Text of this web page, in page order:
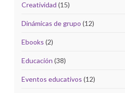
Creatividad (15)
Dinámicas de grupo (12)
Ebooks (2)
Educación (38)
Eventos educativos (12)